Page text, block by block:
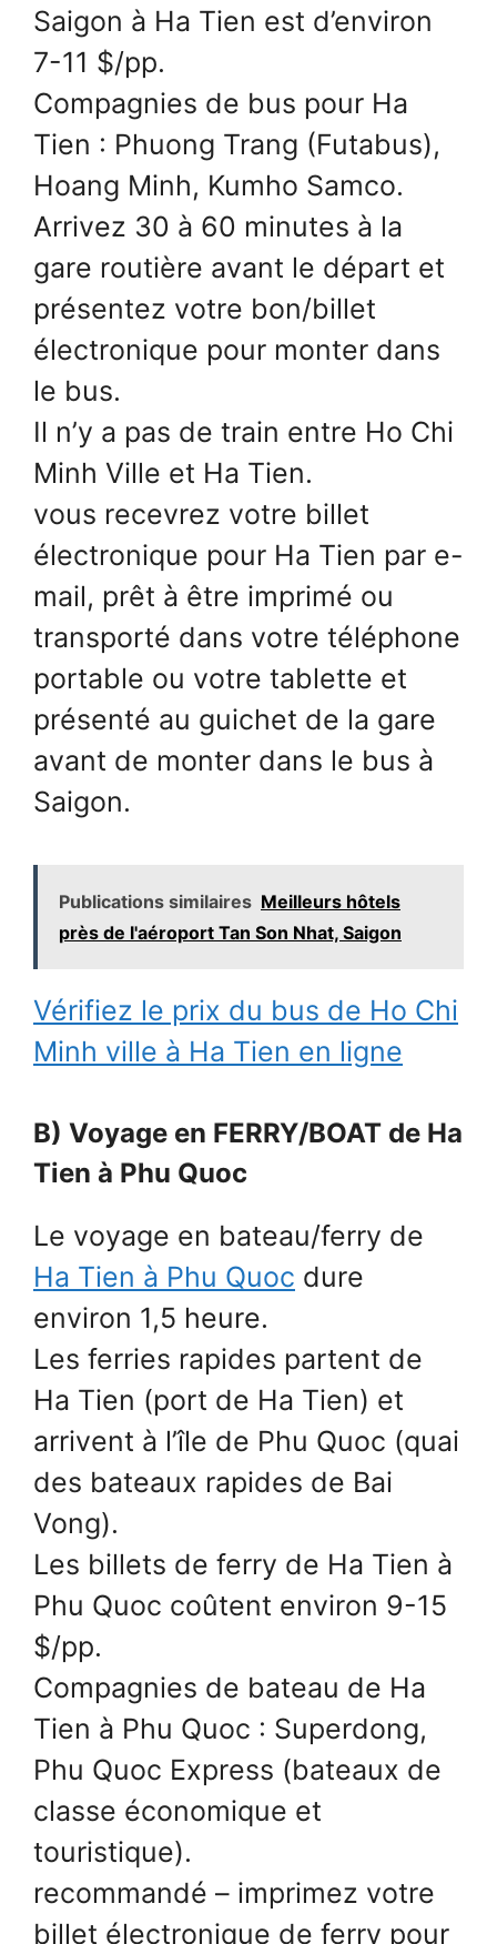
Saigon à Ha Tien est d’environ
7-11 $/pp.
Compagnies de bus pour Ha
Tien : Phuong Trang (Futabus),
Hoang Minh, Kumho Samco.
Arrivez 30 à 60 minutes à la
gare routière avant le départ et
présentez votre bon/billet
électronique pour monter dans
le bus.
Il n’y a pas de train entre Ho Chi
Minh Ville et Ha Tien.
vous recevrez votre billet
électronique pour Ha Tien par e-
mail, prêt à être imprimé ou
transporté dans votre téléphone
portable ou votre tablette et
présenté au guichet de la gare
avant de monter dans le bus à
Saigon.
Publications similaires Meilleurs hôtels
près de l'aéroport Tan Son Nhat, Saigon
Vérifiez le prix du bus de Ho Chi
Minh ville à Ha Tien en ligne
B) Voyage en FERRY/BOAT de Ha
Tien à Phu Quoc
Le voyage en bateau/ferry de
Ha Tien à Phu Quoc dure
environ 1,5 heure.
Les ferries rapides partent de
Ha Tien (port de Ha Tien) et
arrivent à l’île de Phu Quoc (quai
des bateaux rapides de Bai
Vong).
Les billets de ferry de Ha Tien à
Phu Quoc coûtent environ 9-15
$/pp.
Compagnies de bateau de Ha
Tien à Phu Quoc : Superdong,
Phu Quoc Express (bateaux de
classe économique et
touristique).
recommandé – imprimez votre
billet électronique de ferry pour